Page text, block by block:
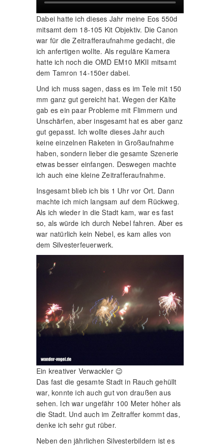
Dabei hatte ich dieses Jahr meine Eos 550d
mitsamt dem 18-105 Kit Objektiv. Die Canon
war für die Zeitrafferaufnahme gedacht, die
ich anfertigen wollte. Als reguläre Kamera
hatte ich noch die OMD EM10 MKII mitsamt
dem Tamron 14-150er dabei.
Und ich muss sagen, dass es im Tele mit 150
mm ganz gut gereicht hat. Wegen der Kälte
gab es ein paar Probleme mit Flimmern und
Unschärfen, aber insgesamt hat es aber ganz
gut gepasst. Ich wollte dieses Jahr auch
keine einzelnen Raketen in Großaufnahme
haben, sondern lieber die gesamte Szenerie
etwas besser einfangen. Deswegen machte
ich auch eine kleine Zeitrafferaufnahme.
Insgesamt blieb ich bis 1 Uhr vor Ort. Dann
machte ich mich langsam auf dem Rückweg.
Als ich wieder in die Stadt kam, war es fast
so, als würde ich durch Nebel fahren. Aber es
war natürlich kein Nebel, es kam alles von
dem Silvesterfeuerwerk.
Ein kreativer Verwackler 😉
Das fast die gesamte Stadt in Rauch gehüllt
war, konnte ich auch gut von draußen aus
sehen. Ich war ungefähr 100 Meter höher als
die Stadt. Und auch im Zeitraffer kommt das,
denke ich sehr gut rüber.
Neben den jährlichen Silvesterbildern ist es